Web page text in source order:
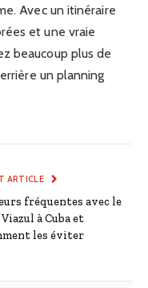
Avec un itinéraire
et une vraie
beaucoup plus de
un planning
ARTICLE
fréquentes avec le
à Cuba et
les éviter